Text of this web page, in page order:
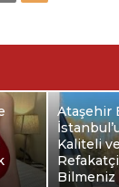
Ataşehir
Kaliteli
Bilmeniz